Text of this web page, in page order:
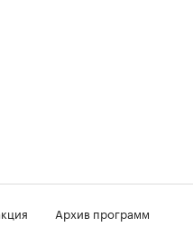
Архив программ